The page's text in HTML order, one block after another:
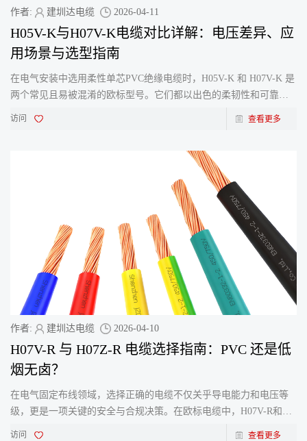
作者: 建圳达电缆 2026-04-11
H05V-K与H07V-K电缆对比详解：电压差异、应
用场景与选型指南
在电气安装中选用柔性单芯PVC绝缘电缆时，H05V-K 和 H07V-K​ 是
两个常见且易被混淆的欧标型号。它们都以出色的柔韧性和可靠性
著称，但一个关键区别决定了它们完全不同的应用天地：额定电压
访问 查看更多
作者: 建圳达电缆 2026-04-10
H07V-R 与 H07Z-R 电缆选择指南：PVC 还是低
烟无卤？
在电气固定布线领域，选择正确的电缆不仅关乎导电能力和电压等
级，更是一项关键的安全与合规决策。在欧标电缆中，H07V-R和
H07Z-R是两种常见的450/750V单芯电缆型号。它们外观相似，但型
访问 查看更多